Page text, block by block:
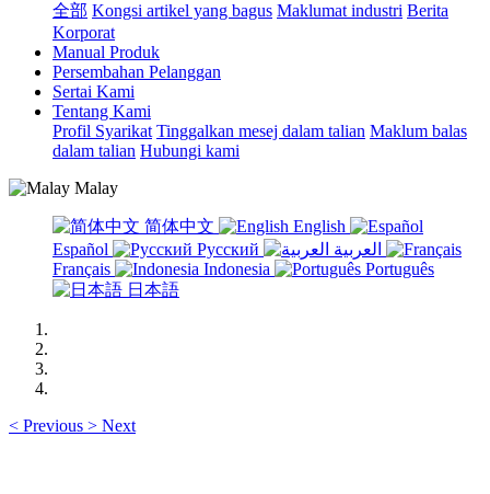
全部 Kongsi artikel yang bagus Maklumat industri Berita
Korporat
Manual Produk
Persembahan Pelanggan
Sertai Kami
Tentang Kami
Profil Syarikat Tinggalkan mesej dalam talian Maklum balas
dalam talian Hubungi kami
Malay
简体中文
English
Español
Русский
Français
Indonesia
Português
日本語
< Previous > Next